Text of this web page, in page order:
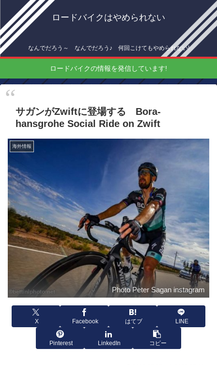
ロードバイクはやめられない
なんでだろう～ なんでだろう♪ 何回こけてもやめられない!
ロードバイクの情報を発信しています!
サガンがZwiftに登場する Bora-
hansgrohe Social Ride on Zwift
海外情報
Photo Peter Sagan instagram
X Facebook はてブ LINE
Pinterest LinkedIn コピー